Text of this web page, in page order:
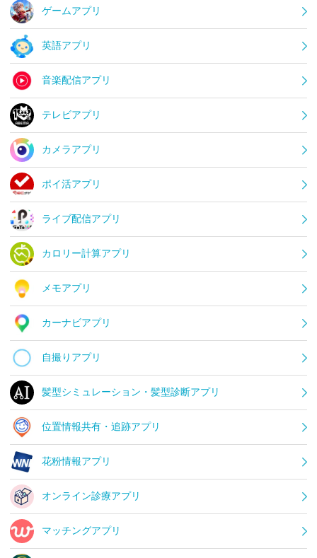
ゲームアプリ
英語アプリ
音楽配信アプリ
テレビアプリ
カメラアプリ
ポイ活アプリ
ライブ配信アプリ
カロリー計算アプリ
メモアプリ
カーナビアプリ
自撮りアプリ
髪型シミュレーション・髪型診断アプリ
位置情報共有・追跡アプリ
花粉情報アプリ
オンライン診療アプリ
マッチングアプリ